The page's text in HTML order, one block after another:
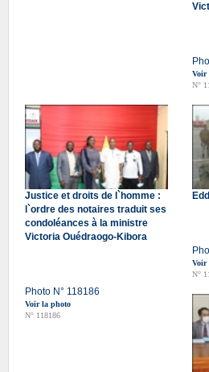
Voir
N°
Justice et droits de l`homme :
l`ordre des notaires traduit ses
condoléances à la ministre
Victoria Ouédraogo-Kibora
Photo N° 118186
Voir la photo
N° 118186
Voir
N°